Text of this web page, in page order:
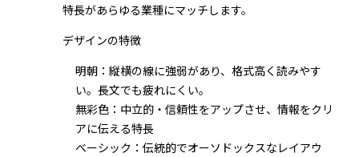
特長があらゆる業種にマッチします。
デザインの特徴
明朝：縦横の線に強弱があり、格式高く読みやす
い。長文でも疲れにくい。
無彩色：中立的・信頼性をアップさせ、情報をクリ
アに伝える特長
ベーシック：伝統的でオーソドックスなレイアウ